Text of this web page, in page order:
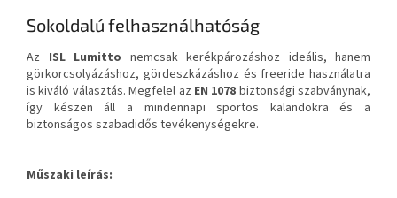
Sokoldalú felhasználhatóság
Az ISL Lumitto nemcsak kerékpározáshoz ideális, hanem
görkorcsolyázáshoz, gördeszkázáshoz és freeride használatra
is kiváló választás. Megfelel az EN 1078 biztonsági szabványnak,
így készen áll a mindennapi sportos kalandokra és a
biztonságos szabadidős tevékenységekre.
Műszaki leírás: